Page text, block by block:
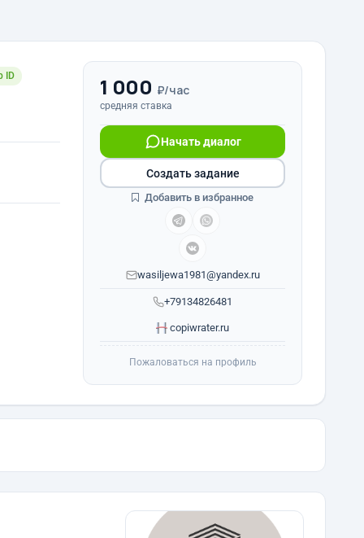
ID 1 000 ₽/час
средняя ставка
+79134826481
Начать диалог
wasiljewa1981@yandex.ru
copiwrater.ru
Создать задание
Добавить в избранное
Пожаловаться на профиль